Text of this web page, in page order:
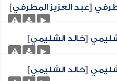
[عبد العزيز المطرفي]
[خالد الشليمي]
[خالد الشليمي]